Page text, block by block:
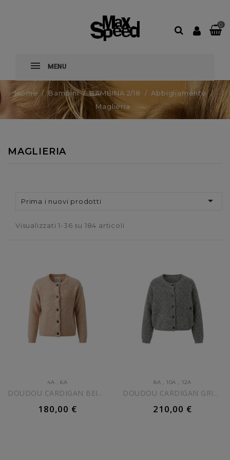
0
MENU
Home Bambini BAMBINA 2/18
Abbigliamento
Maglieria
MAGLIERIA
Prima i nuovi prodotti 
Visualizzati 1-36 su 184 articoli
4A ,6A
DOUDOU CARDIGAN BEIGE BAMBINA
180,00 €
AGGIUNGI AL CARRELLO
8A , 10A , 12A
DOUDOU CARDIGAN GRIGIO BAMBINA
210,00 €
AGGIUNGI AL CARRELLO